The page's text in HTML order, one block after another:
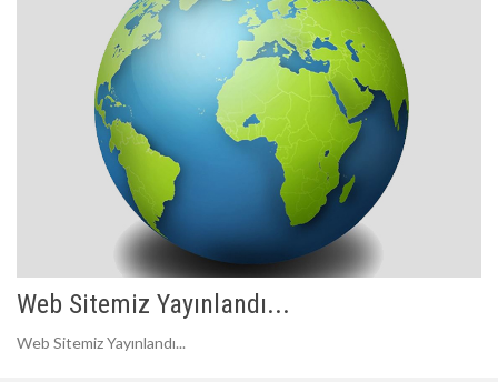
Web Sitemiz Yayınlandı...
Web Sitemiz Yayınlandı...